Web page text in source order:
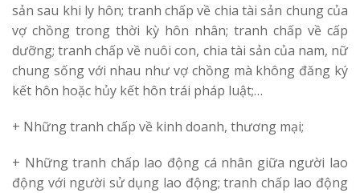
sản sau khi ly hôn; tranh chấp về chia tài sản chung của
vợ chồng trong thời kỳ hôn nhân; tranh chấp về cấp
dưỡng; tranh chấp về nuôi con, chia tài sản của nam, nữ
chung sống với nhau như vợ chồng mà không đăng ký
kết hôn hoặc hủy kết hôn trái pháp luật;…
+ Những tranh chấp về kinh doanh, thương mại;
+ Những tranh chấp lao động cá nhân giữa người lao
động với người sử dụng lao động; tranh chấp lao động